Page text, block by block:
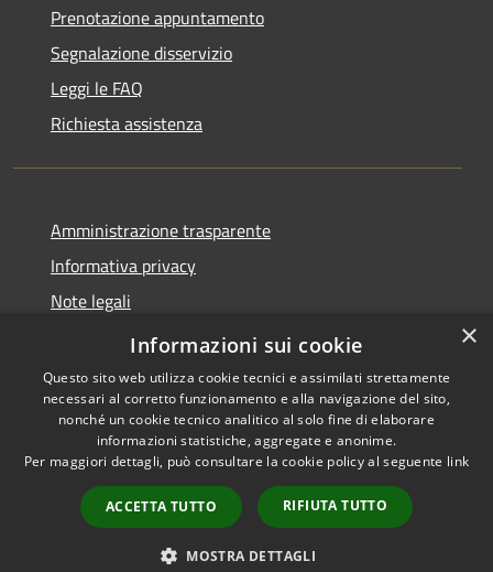
Prenotazione appuntamento
Segnalazione disservizio
Leggi le FAQ
Richiesta assistenza
Amministrazione trasparente
Informativa privacy
Note legali
Dichiarazione di accessibilità
Accessibilità
Copyright © 2026 • Comune di
Castano Primo • Powered by
Municipium•
Accesso
redazione
×
Informazioni sui cookie
Questo sito web utilizza cookie tecnici e assimilati strettamente
necessari al corretto funzionamento e alla navigazione del sito,
nonché un cookie tecnico analitico al solo fine di elaborare
informazioni statistiche, aggregate e anonime.
Per maggiori dettagli, può consultare la cookie policy al seguente link
ACCETTA TUTTO RIFIUTA TUTTO
MOSTRA DETTAGLI